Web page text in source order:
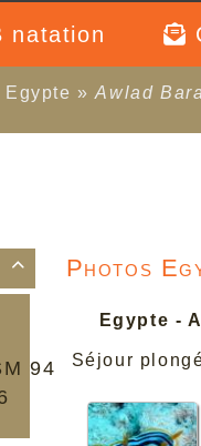
natation
Egypte »Awlad

94
Photos
Egypte -
Séjour